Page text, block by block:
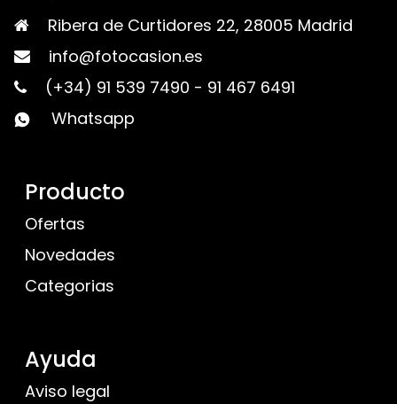
Ribera de Curtidores 22, 28005 Madrid
info@fotocasion.es
(+34) 91 539 7490 - 91 467 6491
Whatsapp
Producto
Ofertas
Novedades
Categorias
Ayuda
Aviso legal